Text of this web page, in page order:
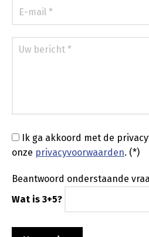
Ik ga akkoord met de
onze privacyvoorwaarden. (*)
Beantwoord onderstaande
Wat is 3+5?